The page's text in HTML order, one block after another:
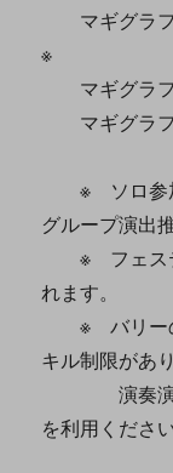
マギグラフ
※
マギグラ
マギグラフ
※ ソロ参加
グループ演出
※ フェステ
れます。
※ バリーの
キル制限があ
演奏演出
を利用ください